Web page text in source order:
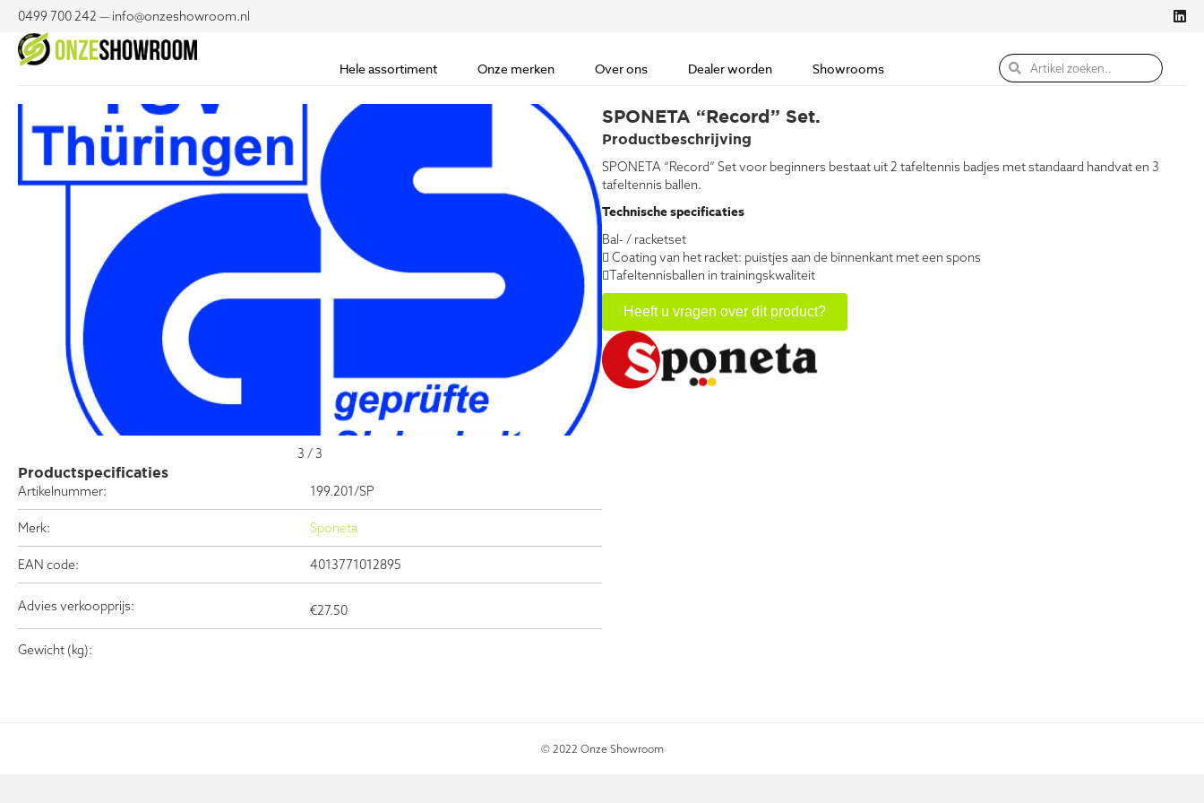
0499 700 242 — info@onzeshowroom.nl
Hele assortiment Onze merken Over ons Dealer worden Showrooms
3 /3
Productspecificaties
Artikelnummer:
199.201/SP
Merk: Sponeta
EAN code: 4013771012895
Advies verkoopprijs: €27.50
Gewicht (kg):
SPONETA “Record” Set.
Productbeschrijving
SPONETA “Record” Set voor beginners bestaat uit 2 tafeltennis badjes met standaard handvat en 3
tafeltennis ballen.
Technische specificaties
Bal- / racketset
 Coating van het racket: puistjes aan de binnenkant met een spons
Tafeltennisballen in trainingskwaliteit
Heeft u vragen over dit product?
© 2022 Onze Showroom